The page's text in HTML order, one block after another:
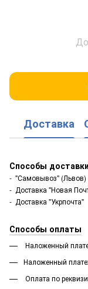
Доставка
Способы доставки
- "Самовывоз" (Львов)
- Доставка "Новая
- Доставка "Укрпочта"
Способы оплаты
Наложенный
Наложенный
Оплата по